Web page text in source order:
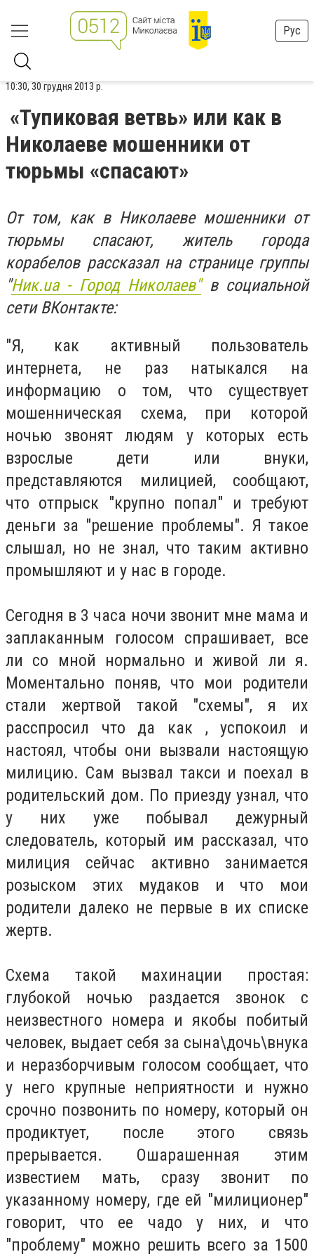
Рус
10:30, 30 грудня 2013 р.
«Тупиковая ветвь» или как в
Николаеве мошенники от
тюрьмы «спасают»
От том, как в Николаеве мошенники от
тюрьмы спасают, житель города
корабелов рассказал на странице группы
"Ник.ua - Город Николаев"в социальной
сети ВКонтакте:
"Я, как активный пользователь
интернета, не раз натыкался на
информацию о том, что существует
мошенническая схема, при которой
ночью звонят людям у которых есть
взрослые дети или внуки,
представляются милицией, сообщают,
что отпрыск "крупно попал" и требуют
деньги за "решение проблемы". Я такое
слышал, но не знал, что таким активно
промышляют и у нас в городе.
Сегодня в 3 часа ночи звонит мне мама и
заплаканным голосом спрашивает, все
ли со мной нормально и живой ли я.
Моментально поняв, что мои родители
стали жертвой такой "схемы", я их
расспросил что да как , успокоил и
настоял, чтобы они вызвали настоящую
милицию. Сам вызвал такси и поехал в
родительский дом. По приезду узнал, что
у них уже побывал дежурный
следователь, который им рассказал, что
милиция сейчас активно занимается
розыском этих мудаков и что мои
родители далеко не первые в их списке
жертв.
Схема такой махинации простая:
глубокой ночью раздается звонок с
неизвестного номера и якобы побитый
человек, выдает себя за сына\дочь\внука
и неразборчивым голосом сообщает, что
у него крупные неприятности и нужно
срочно позвонить по номеру, который он
продиктует, после этого связь
прерывается. Ошарашенная этим
известием мать, сразу звонит по
указанному номеру, где ей "милиционер"
говорит, что ее чадо у них, и что
"проблему" можно решить всего за 1500